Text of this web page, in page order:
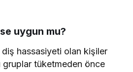
uygun mu?
hassasiyeti olan kişiler
gruplar tüketmeden önce